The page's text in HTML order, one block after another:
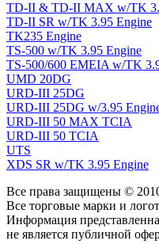
TD-II & TD-II MAX w/TK
TD-II SR w/TK 3.95 Engine
TK235 Engine
TS-500 w/TK 3.95 Engine
TS-500/600 EMEIA w/TK
UMD 20DG
URD-III 25DG
URD-III 25DG w/3.95
URD-III 50 MAX TCIA
URD-III 50 TCIA
UTS
XDS SR w/TK 3.95 Engine
Все права защищены ©
Все торговые марки и
Информация
не является публичной